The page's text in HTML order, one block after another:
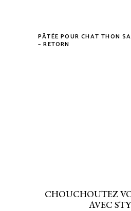
PÂTÉE POUR CHAT THON
– RETORN
CHOUCHOUTEZ
AVEC